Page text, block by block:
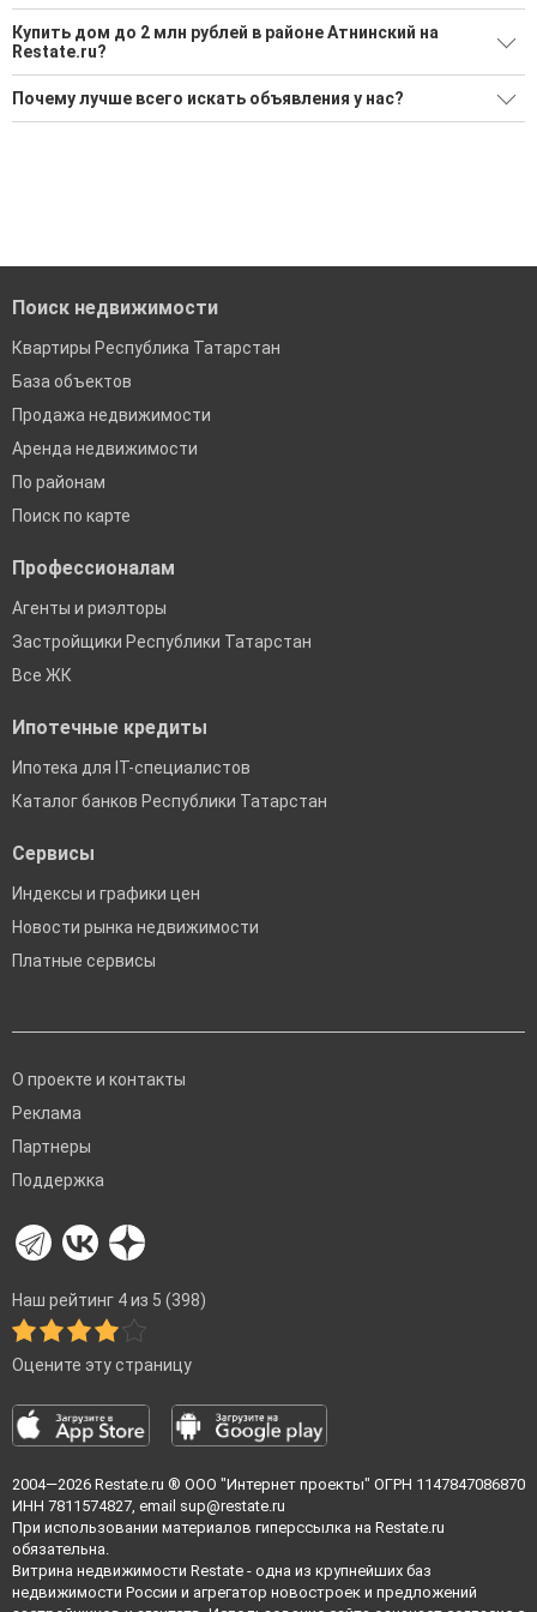
Купить дом до 2 млн рублей в районе Атнинский на
Restate.ru?
Поможем Купить дом до 2 млн рублей в районе Атнинский?
Воспользуйтесь нашим поиском по новостройкам, для
Почему лучше всего искать объявления у нас?
Поиск недвижимости
Квартиры Республика Татарстан
База объектов
Продажа недвижимости
Аренда недвижимости
По районам
Поиск по карте
Профессионалам
Агенты и риэлторы
Застройщики Республики Татарстан
Все ЖК
Ипотечные кредиты
Ипотека для IT-специалистов
Каталог банков Республики Татарстан
Сервисы
Индексы и графики цен
Новости рынка недвижимости
Платные сервисы
О проекте и контакты
Реклама
Партнеры
Поддержка
Наш рейтинг 4 из 5 (398)
Оцените эту страницу
2004—2026 Restate.ru ® ООО "Интернет проекты" ОГРН 1147847086870
ИНН 7811574827, email sup@restate.ru
При использовании материалов гиперссылка на Restate.ru
обязательна.
Витрина недвижимости Restate - одна из крупнейших баз
недвижимости России и агрегатор новостроек и предложений